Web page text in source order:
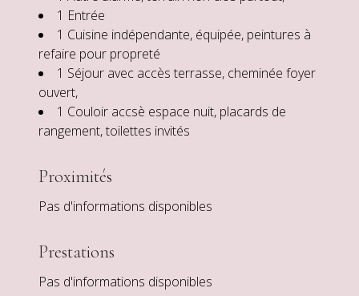
1 Entrée
1 Cuisine indépendante, équipée, peintures à
refaire pour propreté
1 Séjour avec accès terrasse, cheminée foyer
ouvert,
1 Couloir accsè espace nuit, placards de
rangement, toilettes invités
Proximités
Pas d'informations disponibles
Prestations
Pas d'informations disponibles